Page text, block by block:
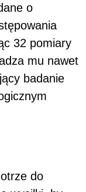
o
32 pomiary
mu nawet
badanie
do